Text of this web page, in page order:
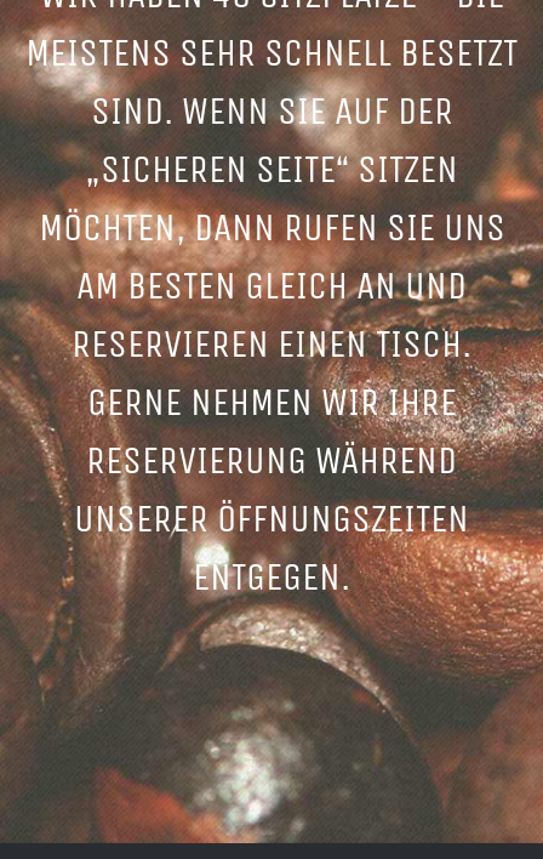
MEISTENS SEHR SCHNELL BESETZT
SIND. WENN SIE AUF DER
„SICHEREN SEITE“ SITZEN
MÖCHTEN, DANN RUFEN SIE UNS
AM BESTEN GLEICH AN UND
RESERVIEREN EINEN TISCH.
GERNE NEHMEN WIR IHRE
RESERVIERUNG WÄHREND
UNSERER ÖFFNUNGSZEITEN
ENTGEGEN.